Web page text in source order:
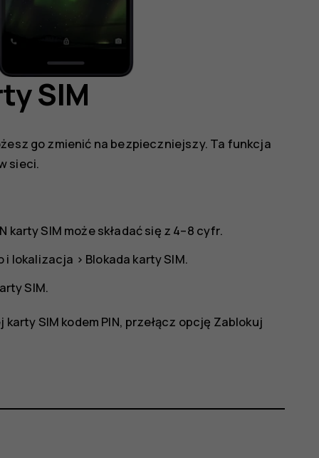
SIM
go zmienić na bezpieczniejszy. Ta funkcja
sieci.
karty SIM może składać się z 4–8 cyfr.
i lokalizacja > Blokada karty SIM.
SIM.
SIM kodem PIN, przełącz opcję Zablokuj